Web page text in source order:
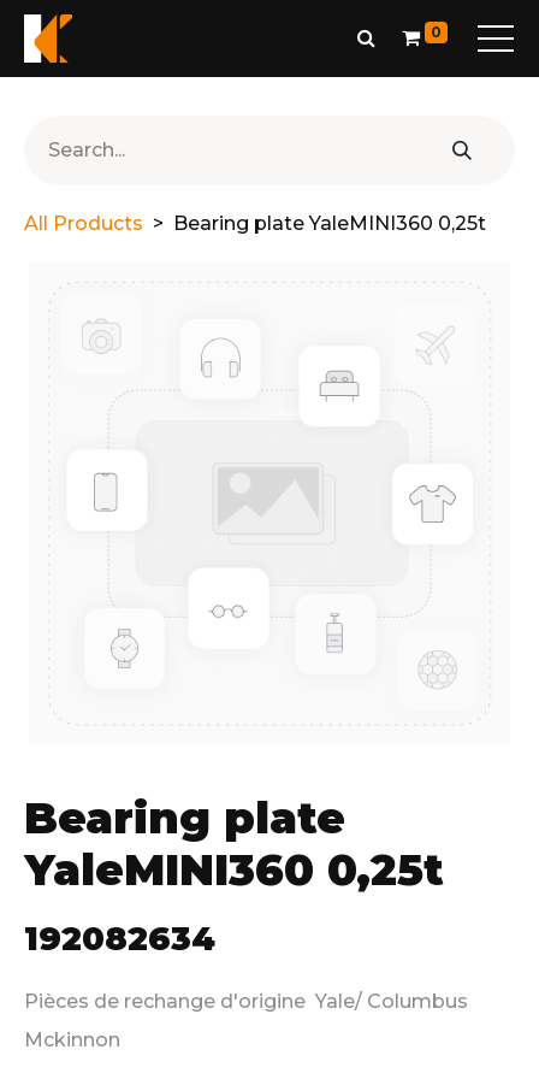
0
All Products Bearing plate YaleMINI360 0,25t
Bearing plate
YaleMINI360 0,25t
192082634
Pièces de rechange d'origine Yale/ Columbus
Mckinnon